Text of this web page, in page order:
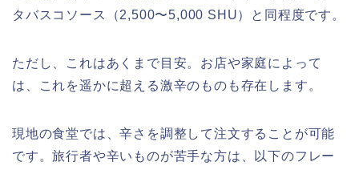
タバスコソース（2,500〜5,000 SHU）と同程度です。
ただし、これはあくまで目安。お店や家庭によって
は、これを遥かに超える激辛のものも存在します。
現地の食堂では、辛さを調整して注文することが可能
です。旅行者や辛いものが苦手な方は、以下のフレー